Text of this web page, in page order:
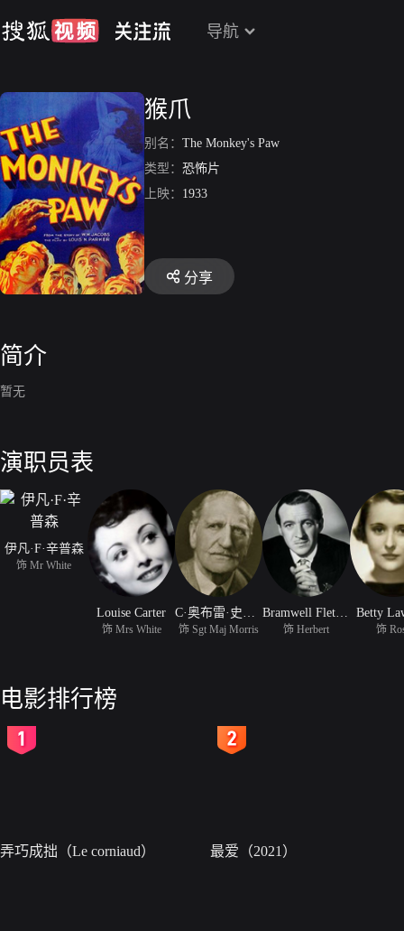
导航
猴爪
别名： The Monkey's Paw
类型： 恐怖片
上映： 1933
分享
简介
暂无
演职员表
伊凡·F·辛普森
饰 Mr White
Louise Carter
饰 Mrs White 饰 Sgt Maj Morris 饰 Herbert
Betty
饰
电影排行榜
弄巧成拙（Le corniaud） 最爱（2021）